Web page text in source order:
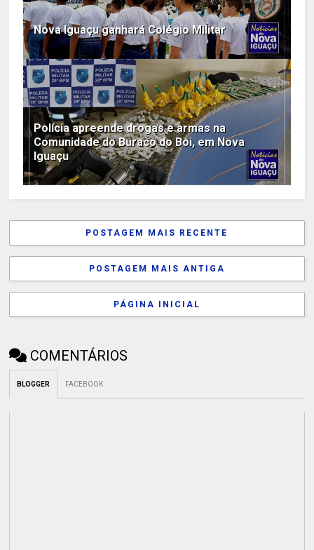
Nova Iguaçu ganhará Colégio Militar
Polícia apreende drogas e armas na
Comunidade do Buraco do Boi, em Nova
Iguaçu
POSTAGEM MAIS RECENTE
POSTAGEM MAIS ANTIGA
PÁGINA INICIAL
COMENTÁRIOS
BLOGGER FACEBOOK